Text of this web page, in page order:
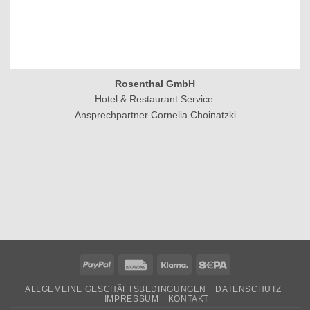
Rosenthal GmbH
Hotel & Restaurant Service
Ansprechpartner Cornelia Choinatzki
PayPal Rechung Klarna
ALLGEMEINE GESCHÄFTSBEDINGUNGEN
DATENSCHUTZ
IMPRESSUM
KONTAKT